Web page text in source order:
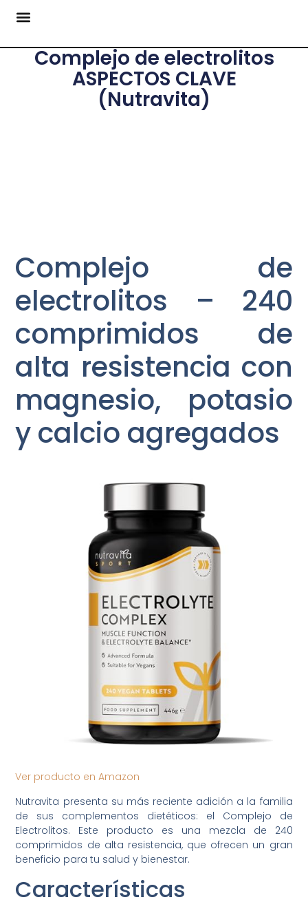
Complejo de electrolitos
ASPECTOS CLAVE
(Nutravita)
Complejo de
electrolitos – 240
comprimidos de
alta resistencia con
magnesio, potasio
y calcio agregados
Ver producto en Amazon
Nutravita presenta su más reciente adición a la familia
de sus complementos dietéticos: el Complejo de
Electrolitos. Este producto es una mezcla de 240
comprimidos de alta resistencia, que ofrecen un gran
beneficio para tu salud y bienestar.
Características